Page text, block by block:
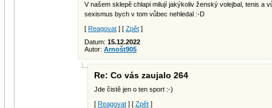
V našem sklepě chlapi milují jakýkoliv ženský volejbal, tenis a
sexismus bych v tom vůbec nehledal :-D
[ Reagovat ] [ Zpět ]
Datum: 15.12.2022
Autor: Arnošt905
Re: Co vás zaujalo 264
Jde čistě jen o ten sport :-)
[ Reagovat ] [ Zpět ]